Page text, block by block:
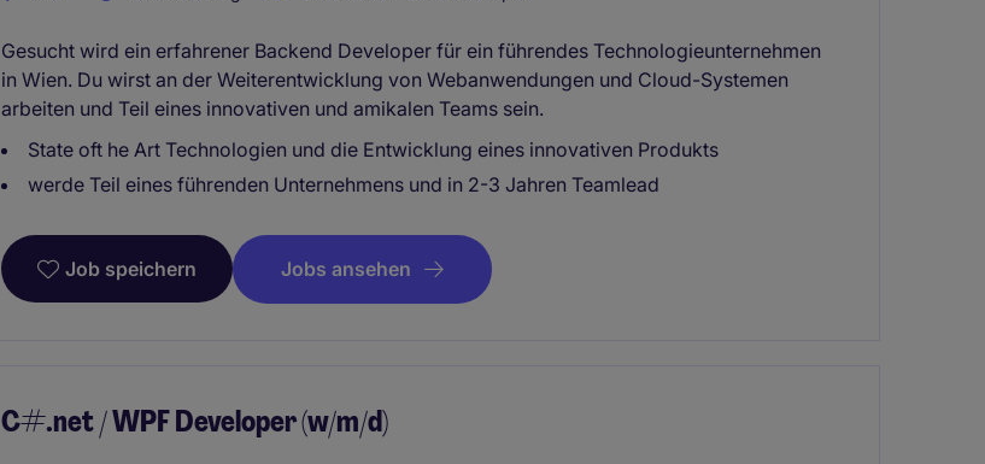
Gesucht wird ein erfahrener Backend Developer für ein führendes Technologieunternehmen
in Wien. Du wirst an der Weiterentwicklung von Webanwendungen und Cloud-Systemen
arbeiten und Teil eines innovativen und amikalen Teams sein.
State oft he Art Technologien und die Entwicklung eines innovativen Produkts
werde Teil eines führenden Unternehmens und in 2-3 Jahren Teamlead
Job speichern Jobs ansehen
C#.net / WPF Developer (w/m/d)